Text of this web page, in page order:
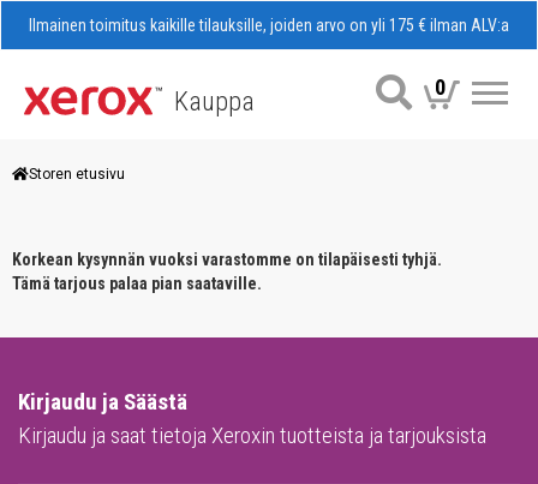
Ilmainen toimitus kaikille tilauksille, joiden arvo on yli 175 € ilman ALV:a
Kauppa 0
Storen etusivu
Korkean kysynnän vuoksi varastomme on tilapäisesti tyhjä.
Tämä tarjous palaa pian saataville.
Kirjaudu ja Säästä
Kirjaudu ja saat tietoja Xeroxin tuotteista ja tarjouksista